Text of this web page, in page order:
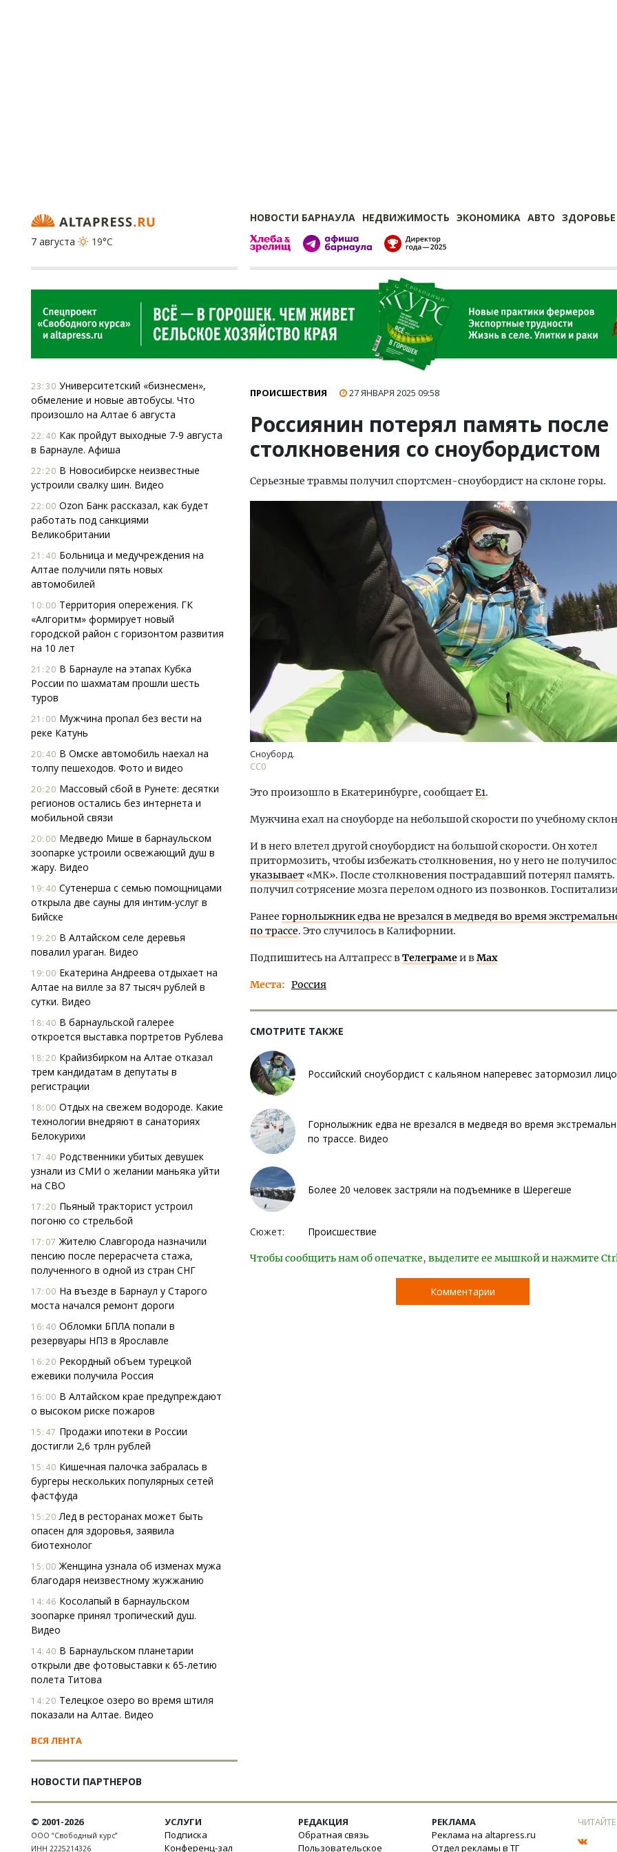
НОВОСТИ БАРНАУЛА НЕДВИЖИМОСТЬ ЭКОНОМИКА АВТО ЗДОРОВЬЕ
7 августа
19°C
23:30 Университетский «бизнесмен»,
обмеление и новые автобусы. Что
произошло на Алтае 6 августа
22:40 Как пройдут выходные 7-9 августа
в Барнауле. Афиша
22:20 В Новосибирске неизвестные
устроили свалку шин. Видео
22:00 Ozon Банк рассказал, как будет
работать под санкциями
Великобритании
21:40 Больница и медучреждения на
Алтае получили пять новых
автомобилей
10:00 Территория опережения. ГК
«Алгоритм» формирует новый
городской район с горизонтом развития
на 10 лет
21:20 В Барнауле на этапах Кубка
России по шахматам прошли шесть
туров
21:00 Мужчина пропал без вести на
реке Катунь
20:40 В Омске автомобиль наехал на
толпу пешеходов. Фото и видео
20:20 Массовый сбой в Рунете: десятки
регионов остались без интернета и
мобильной связи
20:00 Медведю Мише в барнаульском
зоопарке устроили освежающий душ в
жару. Видео
19:40 Сутенерша с семью помощницами
открыла две сауны для интим-услуг в
Бийске
19:20 В Алтайском селе деревья
повалил ураган. Видео
19:00 Екатерина Андреева отдыхает на
Алтае на вилле за 87 тысяч рублей в
сутки. Видео
18:40 В барнаульской галерее
откроется выставка портретов Рублева
18:20 Крайизбирком на Алтае отказал
трем кандидатам в депутаты в
регистрации
18:00 Отдых на свежем водороде. Какие
технологии внедряют в санаториях
Белокурихи
17:40 Родственники убитых девушек
узнали из СМИ о желании маньяка уйти
на СВО
17:20 Пьяный тракторист устроил
погоню со стрельбой
17:07 Жителю Славгорода назначили
пенсию после перерасчета стажа,
полученного в одной из стран СНГ
17:00 На въезде в Барнаул у Старого
моста начался ремонт дороги
16:40 Обломки БПЛА попали в
резервуары НПЗ в Ярославле
16:20 Рекордный объем турецкой
ежевики получила Россия
16:00 В Алтайском крае предупреждают
о высоком риске пожаров
15:47 Продажи ипотеки в России
достигли 2,6 трлн рублей
15:40 Кишечная палочка забралась в
бургеры нескольких популярных сетей
фастфуда
15:20 Лед в ресторанах может быть
опасен для здоровья, заявила
биотехнолог
15:00 Женщина узнала об изменах мужа
благодаря неизвестному жужжанию
14:46 Косолапый в барнаульском
зоопарке принял тропический душ.
Видео
14:40 В Барнаульском планетарии
открыли две фотовыставки к 65-летию
полета Титова
14:20 Телецкое озеро во время штиля
показали на Алтае. Видео
ВСЯ ЛЕНТА
НОВОСТИ ПАРТНЕРОВ
ПРОИСШЕСТВИЯ 27 ЯНВАРЯ 2025 09:58
Россиянин потерял память после
столкновения со сноубордистом
Серьезные травмы получил спортсмен-сноубордист на склоне горы.
Сноуборд.
СС0
Это произошло в Екатеринбурге, сообщаетЕ1.
Мужчина ехал на сноуборде на небольшой скорости по учебному
И в него влетел другой сноубордист на большой скорости. Он хотел
притормозить, чтобы избежать столкновения, но у него не
указывает«МК». После столкновения пострадавший потерял
получил сотрясение мозга перелом одного из позвонков.
Ранее горнолыжник едва не врезался в медведя во время
по трассе. Это случилось в Калифорнии.
Подпишитесь на Алтапресс вТелеграмеи вMax
Места Россия
СМОТРИТЕ ТАКЖЕ
Российский сноубордист с кальяном наперевес затормозил
Горнолыжник едва не врезался в медведя во время
по трассе. Видео
Более 20 человек застряли на подъемнике в Шерегеше
Сюжет: Происшествие
Чтобы сообщить нам об опечатке, выделите ее мышкой и нажмите
Комментарии
Смелость архитектурных
© 2001-2026
ООО “Свободный курс”
ИНН 2225214326
УСЛУГИ
Подписка
Конференц-зал
РЕДАКЦИЯ
Обратная связь
Пользовательское
РЕКЛАМА
Реклама на altapress.ru
Отдел рекламы в ТГ